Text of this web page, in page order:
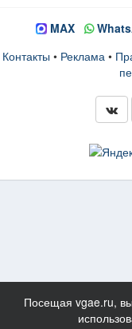
MAX
Контакты • Реклама•
Посещая vgae.ru,